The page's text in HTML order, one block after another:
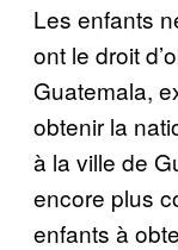
Les enfants n
ont le droit
Guatemala,
obtenir la
à la ville de
encore plus
enfants à